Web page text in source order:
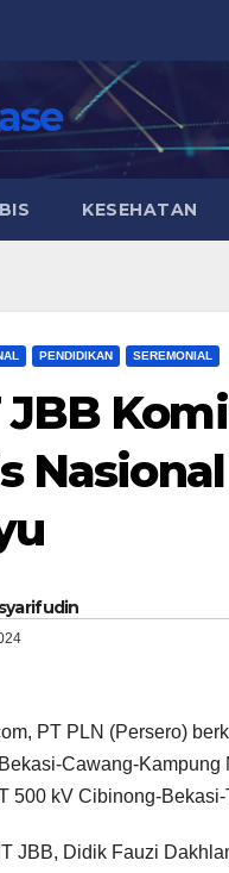
KESEHATAN
PENDIDIKAN SEREMONIAL
JBB
PT PLN (Persero)
Cawang-
500 kV Cibinong-
JBB, Didik Fauzi